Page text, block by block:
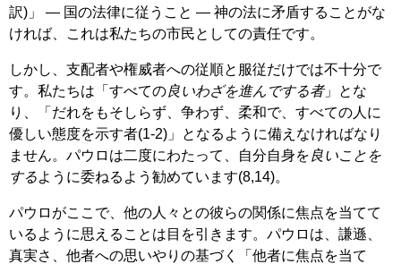
訳)」 ― 国の法律に従うこと ― 神の法に矛盾することがな
ければ、これは私たちの市民としての責任です。
しかし、支配者や権威者への従順と服従だけでは不十分で
す。私たちは「すべての良いわざを進んでする者」とな
り、「だれをもそしらず、争わず、柔和で、すべての人に
優しい態度を示す者(1-2)」となるように備えなければなり
ません。パウロは二度にわたって、自分自身を 良いことを
するように委ねるよう勧めています(8,14)。
パウロがここで、他の人々との彼らの関係に焦点を当てて
いるように思えることは目を引きます。パウロは、謙遜、
真実さ、他者への思いやりの基づく「他者に焦点を当て